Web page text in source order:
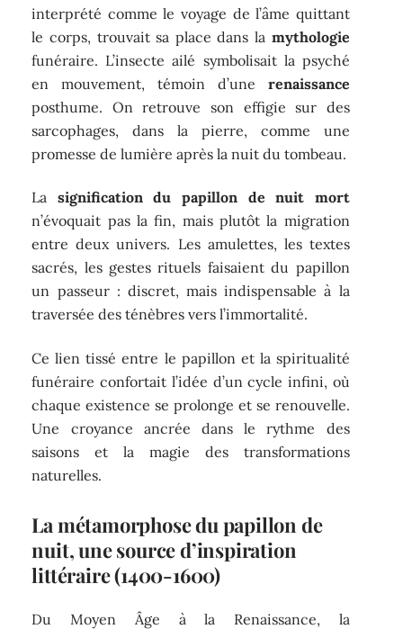
interprété comme le voyage de l’âme quittant
le corps, trouvait sa place dans la mythologie
funéraire. L’insecte ailé symbolisait la psyché
en mouvement, témoin d’une renaissance
posthume. On retrouve son effigie sur des
sarcophages, dans la pierre, comme une
promesse de lumière après la nuit du tombeau.
La signification du papillon de nuit mort
n’évoquait pas la fin, mais plutôt la migration
entre deux univers. Les amulettes, les textes
sacrés, les gestes rituels faisaient du papillon
un passeur : discret, mais indispensable à la
traversée des ténèbres vers l’immortalité.
Ce lien tissé entre le papillon et la spiritualité
funéraire confortait l’idée d’un cycle infini, où
chaque existence se prolonge et se renouvelle.
Une croyance ancrée dans le rythme des
saisons et la magie des transformations
naturelles.
La métamorphose du papillon de
nuit, une source d’inspiration
littéraire (1400-1600)
Du Moyen Âge à la Renaissance, la